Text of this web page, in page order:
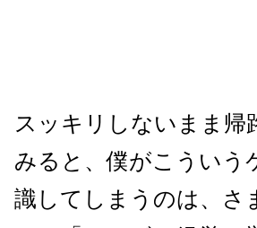
スッキリしないまま帰
みると、僕がこういう
識してしまうのは、さ